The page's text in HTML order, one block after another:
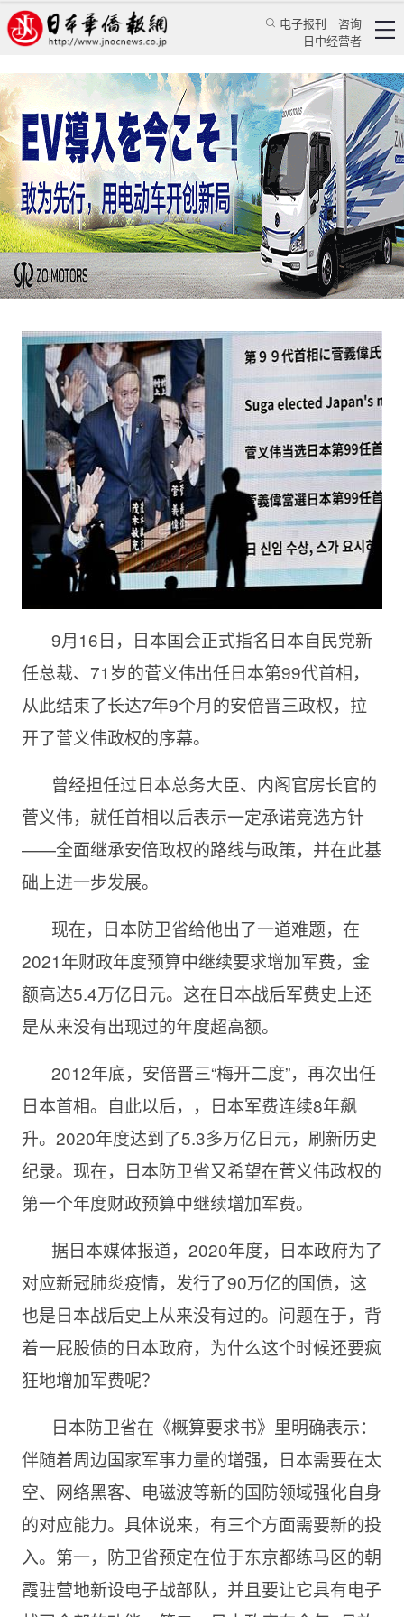
电子报刊
咨询
日中经营者
菅义伟政权大幅提升军费意欲何为
蒋丰 日本新闻 政治焦点
日本新华侨报 2020/9/28 14:32:01
9月16日，日本国会正式指名日本自民党新
任总裁、71岁的菅义伟出任日本第99代首相，
从此结束了长达7年9个月的安倍晋三政权，拉
开了菅义伟政权的序幕。
曾经担任过日本总务大臣、内阁官房长官的
菅义伟，就任首相以后表示一定承诺竞选方针
——全面继承安倍政权的路线与政策，并在此基
础上进一步发展。
现在，日本防卫省给他出了一道难题，在
2021年财政年度预算中继续要求增加军费，金
额高达5.4万亿日元。这在日本战后军费史上还
是从来没有出现过的年度超高额。
2012年底，安倍晋三“梅开二度”，再次出任
日本首相。自此以后，，日本军费连续8年飙
升。2020年度达到了5.3多万亿日元，刷新历史
纪录。现在，日本防卫省又希望在菅义伟政权的
第一个年度财政预算中继续增加军费。
据日本媒体报道， 2020年度，日本政府为了
对应新冠肺炎疫情，发行了90万亿的国债，这
也是日本战后史上从来没有过的。问题在于，背
着一屁股债的日本政府，为什么这个时候还要疯
狂地增加军费呢？
日本防卫省在《概算要求书》里明确表示：
伴随着周边国家军事力量的增强，日本需要在太
空、网络黑客、电磁波等新的国防领域强化自身
的对应能力。具体说来，有三个方面需要新的投
入。第一，防卫省预定在位于东京都练马区的朝
霞驻营地新设电子战部队，并且要让它具有电子